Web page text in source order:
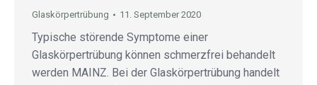
Glaskörpertrübung 11. September 2020
Typische störende Symptome einer
Glaskörpertrübung können schmerzfrei behandelt
werden MAINZ. Bei der Glaskörpertrübung handelt